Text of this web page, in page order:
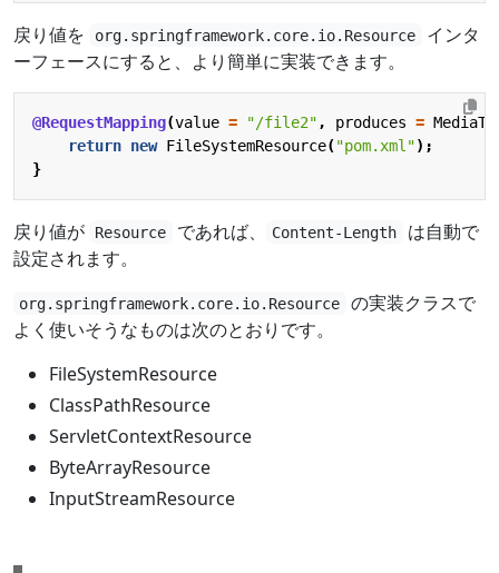
戻り値を org.springframework.core.io.Resource
インタ
ーフェースにすると、より簡単に実装できます。
@RequestMapping(value = "/file2" , produces =
return new FileSystemResource("pom.xml");
}
戻り値が Resource であれば、 Content-Length
は自動で
設定されます。
org.springframework.core.io.Resource
の実装クラスで
よく使いそうなものは次のとおりです。
FileSystemResource
ClassPathResource
ServletContextResource
ByteArrayResource
InputStreamResource